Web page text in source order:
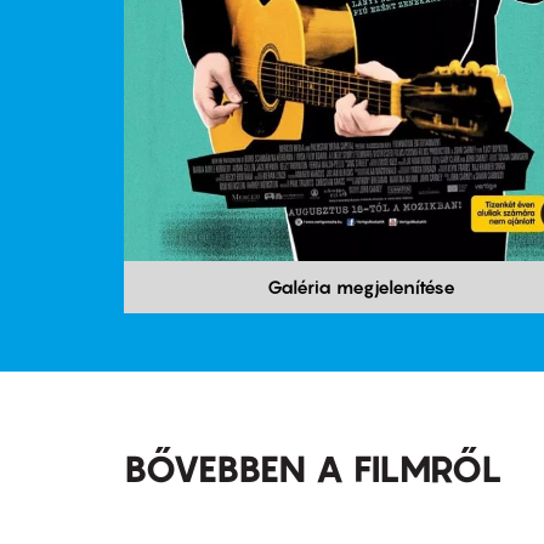
Galéria megjelenítése
BŐVEBBEN A FILMRŐL